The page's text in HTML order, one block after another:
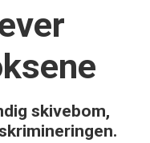
skivebom,